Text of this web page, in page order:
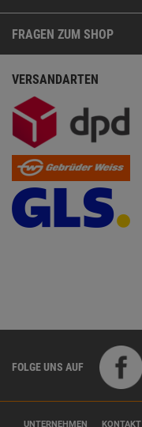
FRAGEN ZUM SHOP
VERSANDARTEN
FOLGE UNS AUF
UNTERNEHMEN KONTAKT